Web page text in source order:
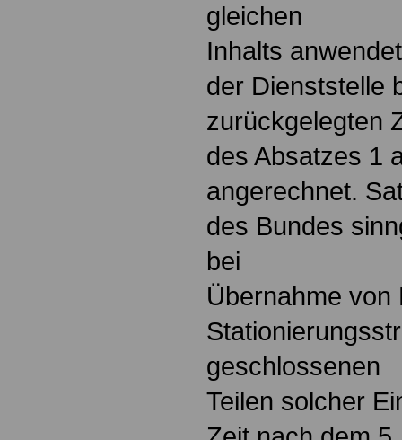
gleichen
Inhalts
der Dienststelle
zurückgelegten
des Absatzes 1
angerechnet.
des Bundes
bei
Übernahme von
geschlossenen
Teilen solcher